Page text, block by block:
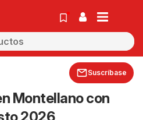
Suscríbase
Montellano con